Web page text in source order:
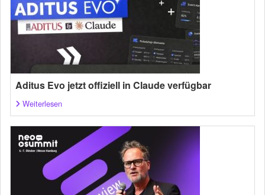
Aditus Evo jetzt offiziell in Claude verfügbar
Weiterlesen